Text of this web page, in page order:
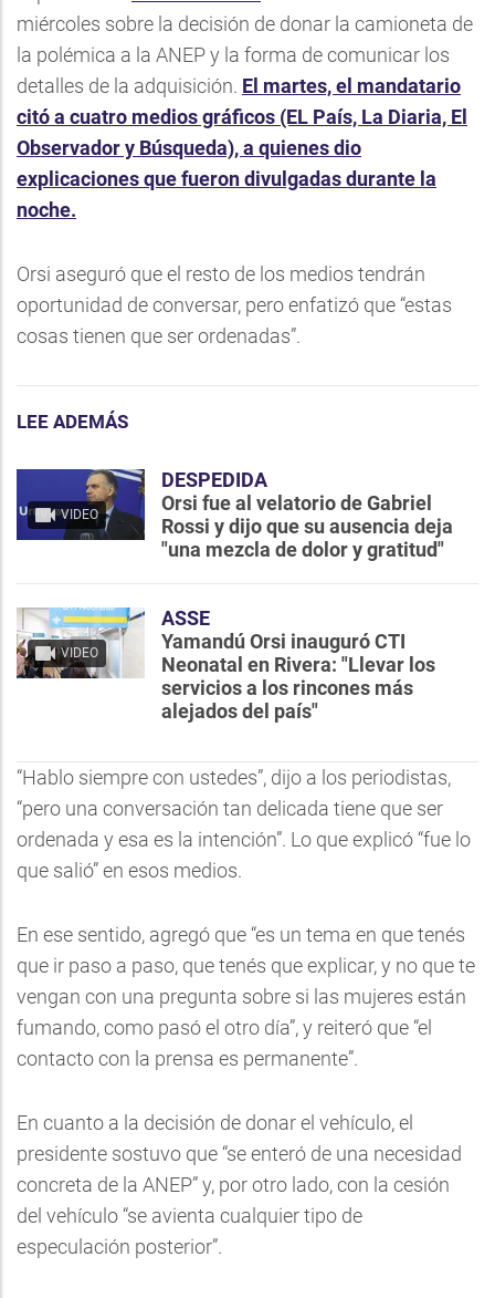
miércoles sobre la decisión de donar la camioneta de
la polémica a la ANEP y la forma de comunicar los
detalles de la adquisición. El martes, el mandatario
citó a cuatro medios gráficos (EL País, La Diaria, El
Observador y Búsqueda), a quienes dio
explicaciones que fueron divulgadas durante la
noche.
Orsi aseguró que el resto de los medios tendrán
oportunidad de conversar, pero enfatizó que “estas
cosas tienen que ser ordenadas”.
LEE ADEMÁS
VIDEO
DESPEDIDA
Orsi fue al velatorio de Gabriel
Rossi y dijo que su ausencia deja
"una mezcla de dolor y gratitud"
VIDEO
ASSE
Yamandú Orsi inauguró CTI
Neonatal en Rivera: "Llevar los
servicios a los rincones más
alejados del país"
“Hablo siempre con ustedes”, dijo a los periodistas,
“pero una conversación tan delicada tiene que ser
ordenada y esa es la intención”. Lo que explicó “fue lo
que salió” en esos medios.
En ese sentido, agregó que “es un tema en que tenés
que ir paso a paso, que tenés que explicar, y no que te
vengan con una pregunta sobre si las mujeres están
fumando, como pasó el otro día”, y reiteró que “el
contacto con la prensa es permanente”.
En cuanto a la decisión de donar el vehículo, el
presidente sostuvo que “se enteró de una necesidad
concreta de la ANEP” y, por otro lado, con la cesión
del vehículo “se avienta cualquier tipo de
especulación posterior”.